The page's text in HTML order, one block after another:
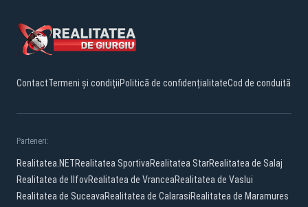
ContactTermeni și condițiiPolitică de confidențialitateCod de conduită
Parteneri:
Realitatea.NETRealitatea SportivaRealitatea StarRealitatea de Salaj
Realitatea de IlfovRealitatea de VranceaRealitatea de Vaslui
Realitatea de SuceavaRealitatea de CalarasiRealitatea de Maramures